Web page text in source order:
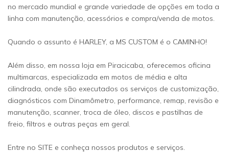
no mercado mundial e grande variedade de opções em toda a
linha com manutenção, acessórios e compra/venda de motos.
Quando o assunto é HARLEY, a MS CUSTOM é o CAMINHO!
Além disso, em nossa loja em Piracicaba, oferecemos oficina
multimarcas, especializada em motos de média e alta
cilindrada, onde são executados os serviços de customização,
diagnósticos com Dinamômetro, performance, remap, revisão e
manutenção, scanner, troca de óleo, discos e pastilhas de
freio, filtros e outras peças em geral.
Entre no SITE e conheça nossos produtos e serviços.